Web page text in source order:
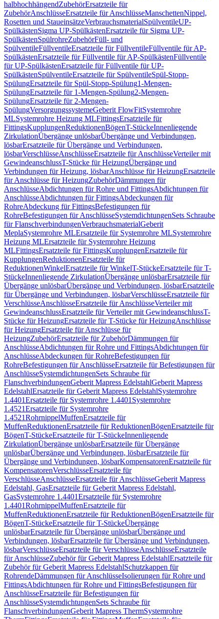
halbhochhängendZubehörErsatzteile für
ZubehörAnschlüsseErsatzteile für AnschlüsseManschettenNippel,
Rosetten und StaueinsätzeVerbrauchsmaterialSpülventileUP-
SpülkästenSigma UP-SpülkästenErsatzteile für Sigma UP-
SpülkästenSpülrohreZubehörFüll- und
SpülventileFüllventileErsatzteile für FüllventileFüllventile für AP-
SpülkästenErsatzteile für Füllventile für AP-SpülkästenFüllventile
für UP-SpülkästenErsatzteile für Füllventile für UP-
SpülkästenSpülventileErsatzteile für SpülventileSpül-Stopp-
SpülungErsatzteile für Spül-Stopp-Spülung1-Mengen-
SpülungErsatzteile für 1-Mengen-Spülung2-Mengen-
SpülungErsatzteile für 2-Mengen-
SpülungVersorgungssystemeGeberit FlowFitSystemrohre
MLSystemrohre Heizung MLFittingsErsatzteile für
FittingsKupplungenReduktionenBögenT-StückeInnenliegende
ZirkulationÜbergänge unlösbarÜbergänge und Verbindungen,
lösbarErsatzteile für Übergänge und Verbindungen,
lösbarVerschlüsseAnschlüsseErsatzteile für AnschlüsseVerteiler mit
GewindeanschlussT-Stücke für HeizungÜbergänge und
Verbindungen für Heizung, lösbarAnschlüsse für HeizungErsatzteile
für Anschlüsse für HeizungZubehörDämmungen für
AnschlüsseAbdichtungen für Rohre und FittingsAbdichtungen für
AnschlüsseAbdichtungen für FittingsAbdeckungen für
RohreAbdeckung für FittingsBefestigungen für
RohreBefestigungen für AnschlüsseSystemdichtungenSets Schraube
für FlanschverbindungenVerbrauchsmaterialGeberit
MeplaSystemrohre MLErsatzteile für Systemrohre MLSystemrohre
Heizung MLErsatzteile für Systemrohre Heizung
MLFittingsErsatzteile für FittingsKupplungenErsatzteile für
KupplungenReduktionenErsatzteile für
ReduktionenWinkelErsatzteile für WinkelT-StückeErsatzteile für T-
StückeInnenliegende ZirkulationÜbergänge unlösbarErsatzteile für
Übergänge unlösbarÜbergänge und Verbindungen, lösbarErsatzteile
für Übergänge und Verbindungen, lösbarVerschlüsseErsatzteile für
VerschlüsseAnschlüsseErsatzteile für AnschlüsseVerteiler mit
GewindeanschlussErsatzteile für Verteiler mit GewindeanschlussT-
Stücke für HeizungErsatzteile für T-Stücke für HeizungAnschlüsse
für HeizungErsatzteile für Anschlüsse für
HeizungZubehörErsatzteile für ZubehörDämmungen für
AnschlüsseAbdichtungen für Rohre und FittingsAbdichtungen für
AnschlüsseAbdeckungen für RohreBefestigungen für
RohreBefestigungen für AnschlüsseErsatzteile für Befestigungen für
AnschlüsseSystemdichtungenSets Schraube für
FlanschverbindungenGeberit Mapress EdelstahlGeberit Mapress
EdelstahlErsatzteile für Geberit Mapress EdelstahlSystemrohre
1.4401Ersatzteile für Systemrohre 1.4401 Systemrohre
1.4521Ersatzteile für Systemrohre
1.4521RohrnippelMuffenErsatzteile für
MuffenReduktionenErsatzteile für ReduktionenBögenErsatzteile für
BögenT-StückeErsatzteile für T-StückeInnenliegende
ZirkulationÜbergänge unlösbarErsatzteile für Übergänge
unlösbarÜbergänge und Verbindungen, lösbarErsatzteile für
Übergänge und Verbindungen, lösbarKompensatorenErsatzteile für
KompensatorenVerschlüsseErsatzteile für
VerschlüsseAnschlüsseErsatzteile für AnschlüsseGeberit Mapress
Edelstahl, GasErsatzteile für Geberit Mapress Edelstahl,
GasSystemrohre 1.4401Ersatzteile für Systemrohre
1.4401RohrnippelMuffenErsatzteile für
MuffenReduktionenErsatzteile für ReduktionenBögenErsatzteile für
BögenT-StückeErsatzteile für T-StückeÜbergänge
unlösbarErsatzteile für Übergänge unlösbarÜbergänge und
Verbindungen, lösbarErsatzteile für Übergänge und Verbindungen,
lösbarVerschlüsseErsatzteile für VerschlüsseAnschlüsseErsatzteile
für AnschlüsseZubehör für Geberit Mapress EdelstahlErsatzteile für
Zubehör für Geberit Mapress EdelstahlSchutzkappen für
RohrendeDämmungen für AnschlüsseIsolierungen für Rohre und
FittingsAbdichtungen für Rohre und FittingsBefestigungen für
AnschlüsseErsatzteile für Befestigungen für
AnschlüsseSystemdichtungenSets Schraube für
FlanschverbindungenGeberit Mapress ThermSystemrohre